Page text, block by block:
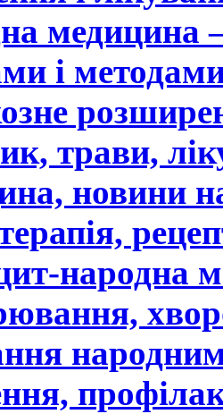
медицина
і
трави,
новини
народна